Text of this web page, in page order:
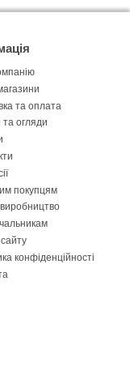
та оплата
та огляди
покупцям
конфіденційності